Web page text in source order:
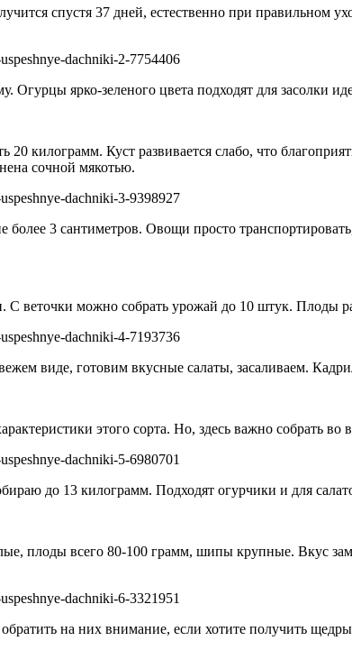
спустя 37 дней, естественно при правильном
ярко-зеленого цвета подходят для засолки
килограмм. Куст развивается слабо, что
сочной мякотью.
более 3 сантиметров. Овощи просто
веточки можно собрать урожай до 10 штук. Плоды
виде, готовим вкусные салаты, засаливаем.
этого сорта. Но, здесь важно собрать
до 13 килограмм. Подходят огурчики и для
плоды всего 80-100 грамм, шипы крупные. Вкус
на них внимание, если хотите получить